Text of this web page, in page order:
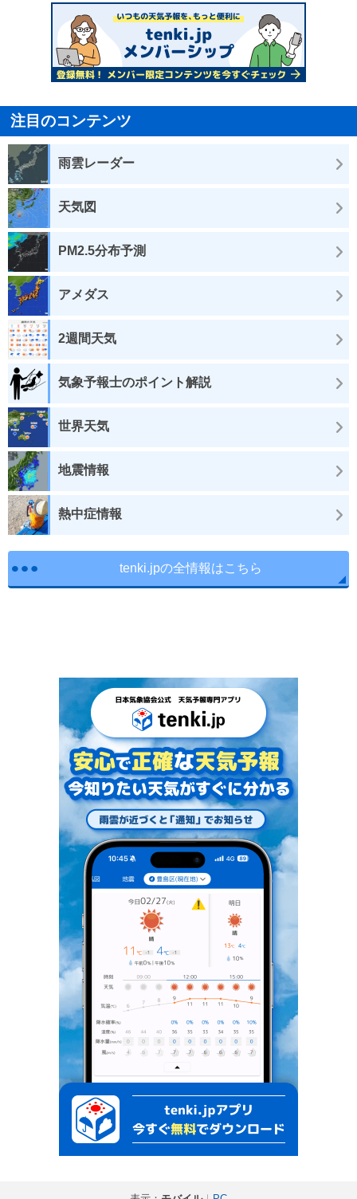
注目のコンテンツ
雨雲レーダー
天気図
PM2.5分布予測
アメダス
2週間天気
気象予報士のポイント解説
世界天気
地震情報
熱中症情報
tenki.jpの全情報はこちら